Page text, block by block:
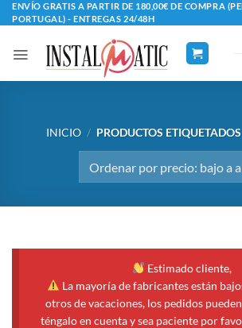
Saltar
al
contenido
ENVÍO GRATIS A PARTIR DE 180,00€ DE COMPRA
PORTUGAL) - ENTREGAS 24/48H
INICIO / PRODUCTOS
Estimado cliente,
La mayoría de fabricantes están
otros de vacaciones, los pedidos
téngalo en cuenta y sea paciente por